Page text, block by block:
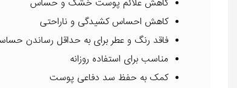
کاهش احساس کشیدگی و ناراحتی
فاقد رنگ و عطر برای به حداقل رساندن
مناسب برای استفاده روزانه
کمک به حفظ سد دفاعی پوست